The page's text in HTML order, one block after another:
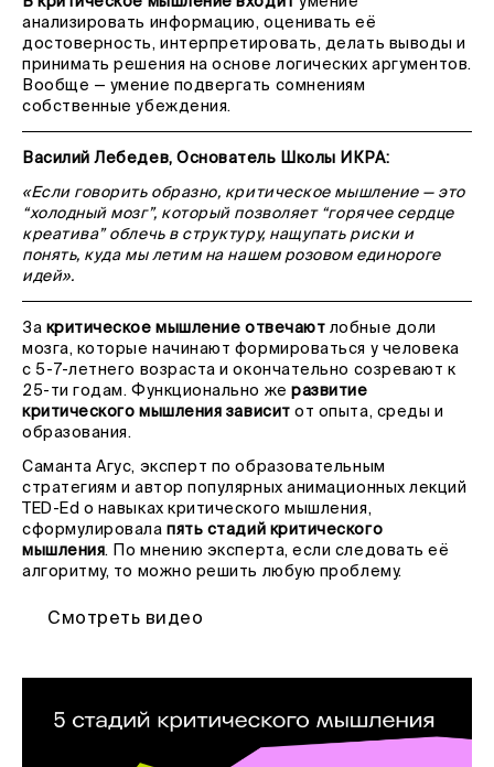
анализировать информацию, оценивать её
достоверность, интерпретировать, делать выводы и
принимать решения на основе логических аргументов.
Вообще — умение подвергать сомнениям
собственные убеждения.
Василий Лебедев, Основатель Школы ИКРА:
«Если говорить образно, критическое мышление — это
“холодный мозг”, который позволяет “горячее сердце
креатива” облечь в структуру, нащупать риски и
понять, куда мы летим на нашем розовом единороге
идей».
За критическое мышление отвечают лобные доли
мозга, которые начинают формироваться у человека
с 5-7-летнего возраста и окончательно созревают к
25-ти годам. Функционально жеразвитие
критического мышления зависит от опыта, среды и
образования.
Саманта Агус, эксперт по образовательным
стратегиям и автор популярных анимационных лекций
TED-Ed о навыках критического мышления,
сформулировалапять стадий критического
мышления. По мнению эксперта, если следовать её
алгоритму, то можно решить любую проблему.
Смотреть видео